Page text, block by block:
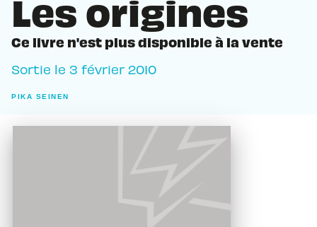
Les origines
Ce livre n'est plus disponible à la vente
Sortie le 3 février 2010
PIKA SEINEN